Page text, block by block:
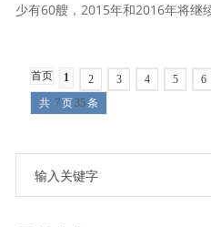
少有60艘，2015年和2016年将继
首页 1 2 3 4 5 6
共 7页35条